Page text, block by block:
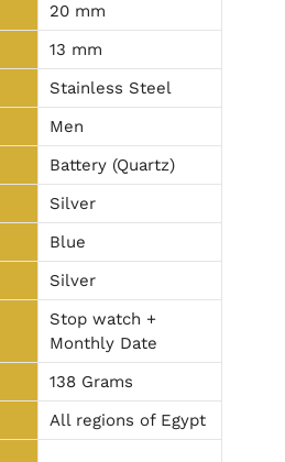
20 mm
13 mm
Stainless Steel
Men
Battery (Quartz)
Silver
Blue
Silver
Stop watch +
Monthly Date
138 Grams
All regions of Egypt